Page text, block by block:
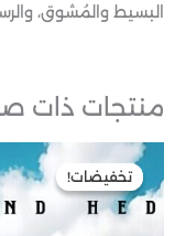
البسيط والمُشوق،
منتجات ذات
تخفيضات!
تخفيضات!
السعر
هو:
150,00 EGP.